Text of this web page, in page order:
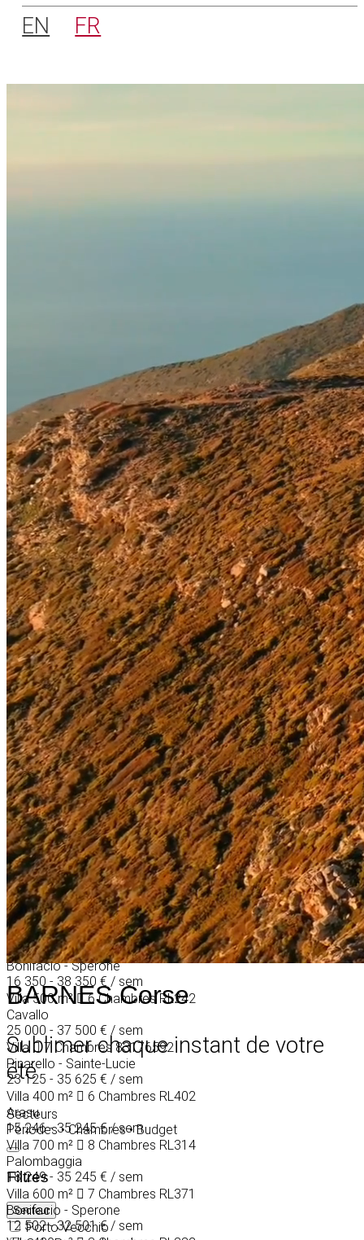
EN FR
BARNES Corse
Sublimer chaque instant de votre
été
Secteurs
Périodes • Chambres • Budget
Filtres
Secteur
Porto Vecchio
BARNES Corse Location Corse
Des vacances de prestige en Corse
BARNES Corse vous propose une
sélection des plus belles villas en
location sur l’île de beauté
Pinarello - Sainte-Lucie
60 000 - 85 000 €/ sem
Villa 693 m² 7 Chambres RL313
Pinarello
30 000 - 60 000 €/ sem
Villa 450 m² 8 Chambres RL373
Pinarello
25 620 - 47 745 €/ sem
Villa 490 m² 7 Chambres RL372
Pinarello - Sainte-Lucie
24 455 - 45 245 €/ sem
Villa
7 Chambres RL450
Palombaggia
25 000 - 45 000 €/ sem
Villa 500 m² 7 Chambres RL466
Cavallo
15 000 - 40 000 €/ sem
Villa 83103206
Bonifacio - Sperone
16 350 - 38 350 € / sem
Villa 500 m² 6 Chambres RL242
Cavallo
25 000 - 37 500 € / sem
Villa
7 Chambres 83176592
Pinarello - Sainte-Lucie
23 125 - 35 625 € / sem
Villa 400 m² 6 Chambres RL402
Arasu
15 246 - 35 245 €/ sem
Villa 700 m² 8 Chambres RL314
Palombaggia
18 249 - 35 245 € / sem
Villa 600 m² 7 Chambres RL371
Bonifacio - Sperone
12 502 - 32 501 €/ sem